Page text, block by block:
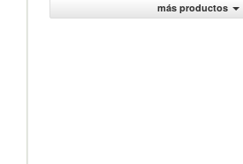
más productos